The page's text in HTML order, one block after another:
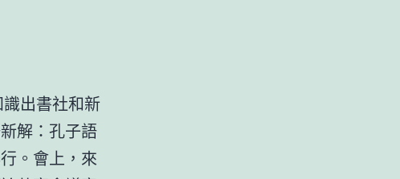
出書社和新
解：孔子語
。會上，來